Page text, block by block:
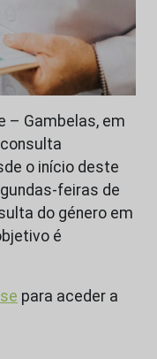
– Gambelas, em
o início deste
feiras de
do género em
é
para aceder a